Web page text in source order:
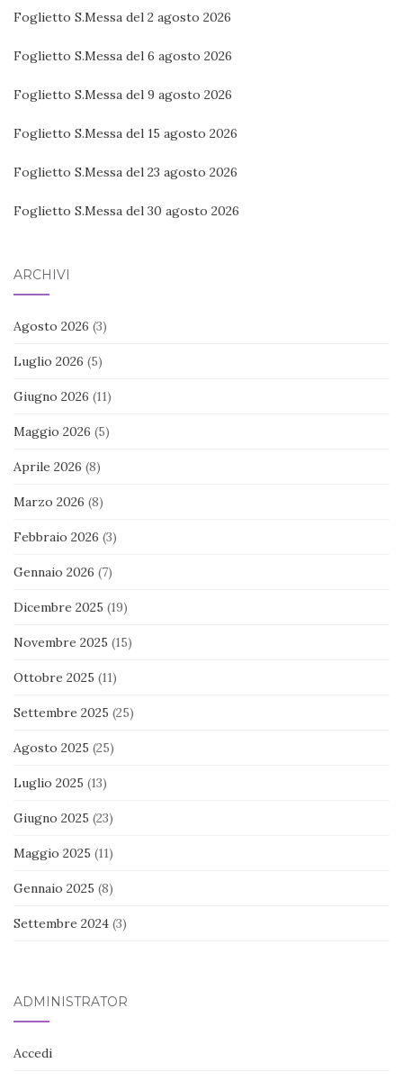
Foglietto S.Messa del 2 agosto 2026
Foglietto S.Messa del 6 agosto 2026
Foglietto S.Messa del 9 agosto 2026
Foglietto S.Messa del 15 agosto 2026
Foglietto S.Messa del 23 agosto 2026
Foglietto S.Messa del 30 agosto 2026
ARCHIVI
Agosto 2026 (3)
Luglio 2026 (5)
Giugno 2026 (11)
Maggio 2026 (5)
Aprile 2026 (8)
Marzo 2026 (8)
Febbraio 2026 (3)
Gennaio 2026 (7)
Dicembre 2025 (19)
Novembre 2025 (15)
Ottobre 2025 (11)
Settembre 2025 (25)
Agosto 2025 (25)
Luglio 2025 (13)
Giugno 2025 (23)
Maggio 2025 (11)
Gennaio 2025 (8)
Settembre 2024 (3)
ADMINISTRATOR
Accedi